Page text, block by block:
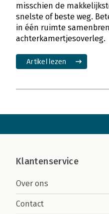
misschien de
snelste of beste weg.
in één ruimte
achterkamertjesoverleg.
Artikel lezen
Klantenservice
Over ons
Contact